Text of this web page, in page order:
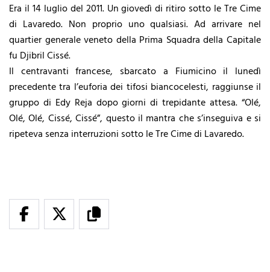
Era il 14 luglio del 2011. Un giovedì di ritiro sotto le Tre Cime
di Lavaredo. Non proprio uno qualsiasi. Ad arrivare nel
quartier generale veneto della Prima Squadra della Capitale
fu Djibril Cissé.
Il centravanti francese, sbarcato a Fiumicino il lunedì
precedente tra l’euforia dei tifosi biancocelesti, raggiunse il
gruppo di Edy Reja dopo giorni di trepidante attesa. “Olé,
Olé, Olé, Cissé, Cissé”, questo il mantra che s’inseguiva e si
ripeteva senza interruzioni sotto le Tre Cime di Lavaredo.